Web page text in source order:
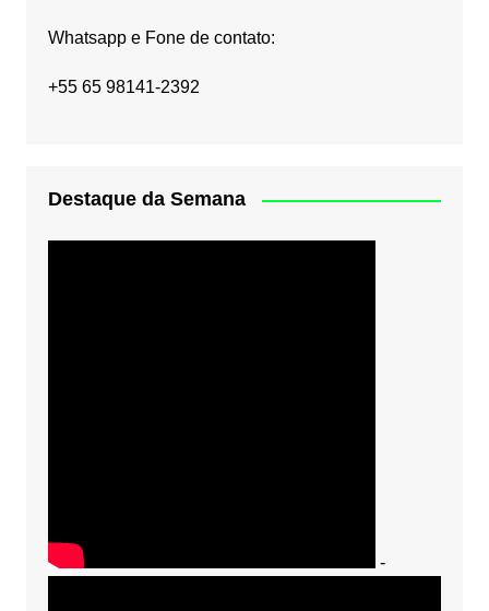
Whatsapp e Fone de contato:
+55 65 98141-2392
Destaque da Semana
-